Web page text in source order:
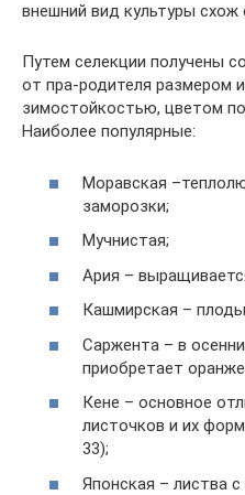
внешний вид культуры схож
Путем селекции получены
от пра-родителя размером
зимостойкостью, цветом
Наиболее популярные:
Моравская
заморозки;
Мучнистая;
Ария –
Кашмирская –
Саржента – в
приобретает
Кене – основное
листочков и их
33);
Японская – листва